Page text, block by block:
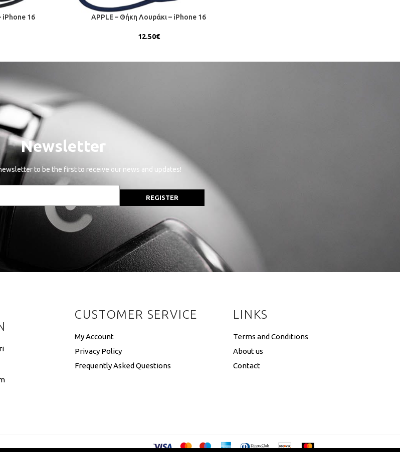
iPhone 16 APPLE – Θήκη Λουράκι – iPhone 16
12.50€
Newsletter
to be the first to receive our news and updates!
REGISTER
CUSTOMER SERVICE
My Account
Privacy Policy
Frequently Asked Questions
LINKS
Terms and Conditions
About us
Contact